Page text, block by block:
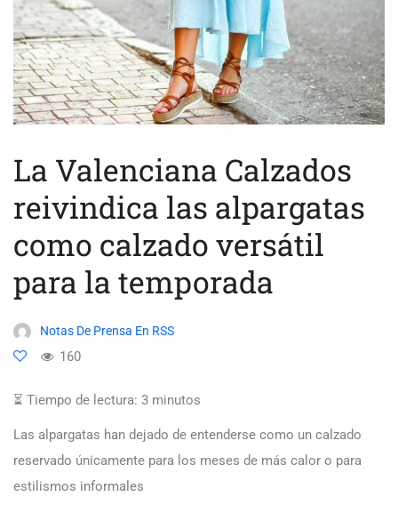
La Valenciana Calzados
reivindica las alpargatas
como calzado versátil
para la temporada
Notas De Prensa En RSS
160
⏳ Tiempo de lectura: 3 minutos
Las alpargatas han dejado de entenderse como un calzado
reservado únicamente para los meses de más calor o para
estilismos informales